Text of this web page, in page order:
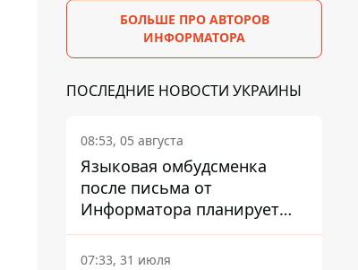
БОЛЬШЕ ПРО АВТОРОВ
ИНФОРМАТОРА
ПОСЛЕДНИЕ НОВОСТИ УКРАИНЫ
08:53, 05 августа
Языковая омбудсменка
после письма от
Информатора планирует
наказать компанию-
подрядчика ПриватБанка
07:33, 31 июля